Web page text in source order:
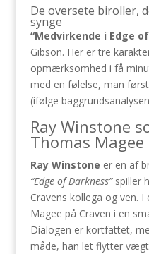
De oversete biroller,
synge
“Medvirkende i Edge
Gibson. Her er tre
opmærksomhed i få
med en følelse, man
(ifølge
Ray Winstone
Thomas Magee
Ray Winstone er en af
“Edge of Darkness”spiller
Cravens kollega og ven.
Magee på Craven i en
Dialogen er kortfattet,
måde, han let flytter